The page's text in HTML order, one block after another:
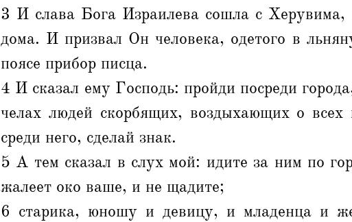
3 И слава Бога Израилева сошла с Херувима,
дома. И призвал Он человека, одетого в
поясе прибор писца.
4 И сказал ему Господь: пройди посреди
челах людей скорбящих, воздыхающих о всех
среди него, сделай знак.
5 А тем сказал в слух мой: идите за ним по
жалеет око ваше, и не щадите;
6 старика, юношу и девицу, и младенца и